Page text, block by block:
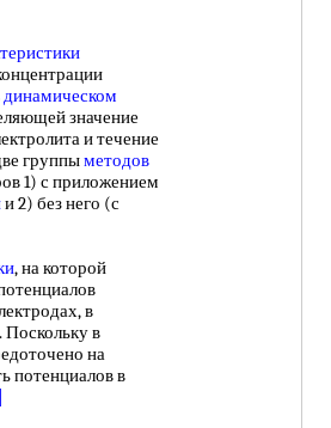
динамическом
значение
и течение
группыметодов
1) с приложением
и 2) без него (с
, на которой
в
в
на
потенциалов в